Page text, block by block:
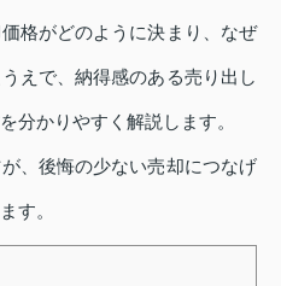
格がどのように決まり、なぜ
えで、納得感のある売り出し
分かりやすく解説します。
、後悔の少ない売却につなげ
す。